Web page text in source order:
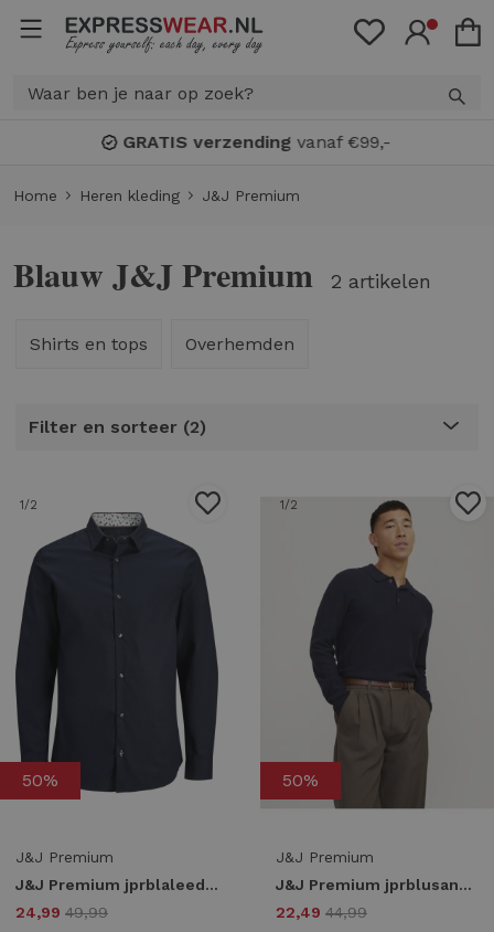
GRATIS verzendingvanaf €99,-
Home Heren kleding J&J Premium
Blauw J&J Premium 2 artikelen
Shirts en tops Overhemden
Filter en sorteer 2
1/2
50%
J&J Premium
J&J Premium jprblaleeds print dobby l/s shirt ln 12268132 Overhemd night sky comfort fit
24,99 49,99
1/2
50%
J&J Premium
J&J Premium jprblusandri knit polo ls 12265396 Poloshirts night sky
22,49 44,99